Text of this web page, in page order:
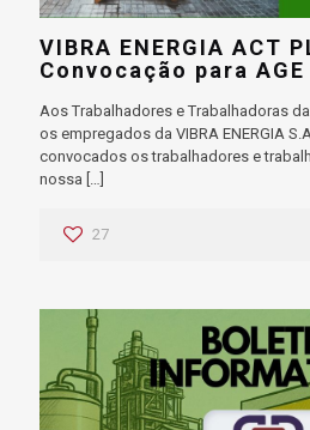
VIBRA ENERGIA ACT
Convocação para
Aos Trabalhadores e Trabalhadoras
os empregados da VIBRA ENERGIA
convocados os trabalhadores e
nossa […]
27